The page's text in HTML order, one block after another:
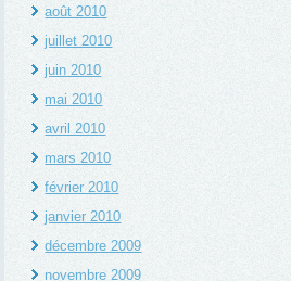
août 2010
juillet 2010
juin 2010
mai 2010
avril 2010
mars 2010
février 2010
janvier 2010
décembre 2009
novembre 2009